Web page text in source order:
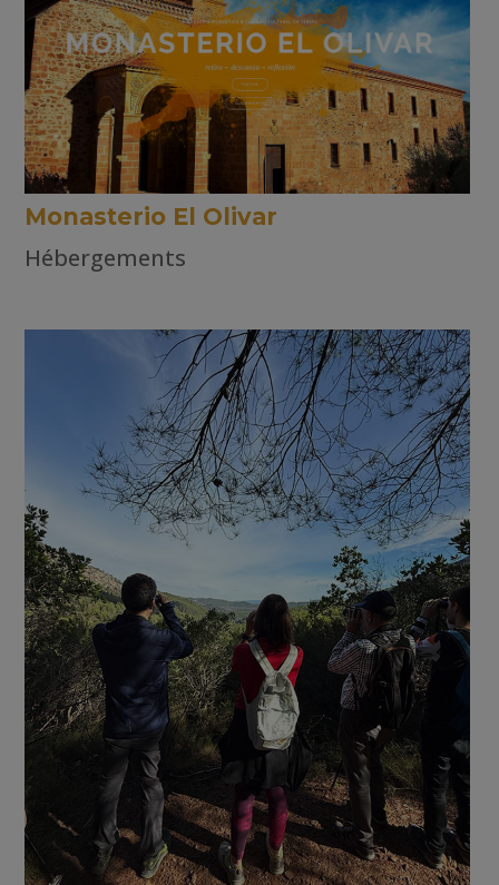
Monasterio El Olivar
Hébergements